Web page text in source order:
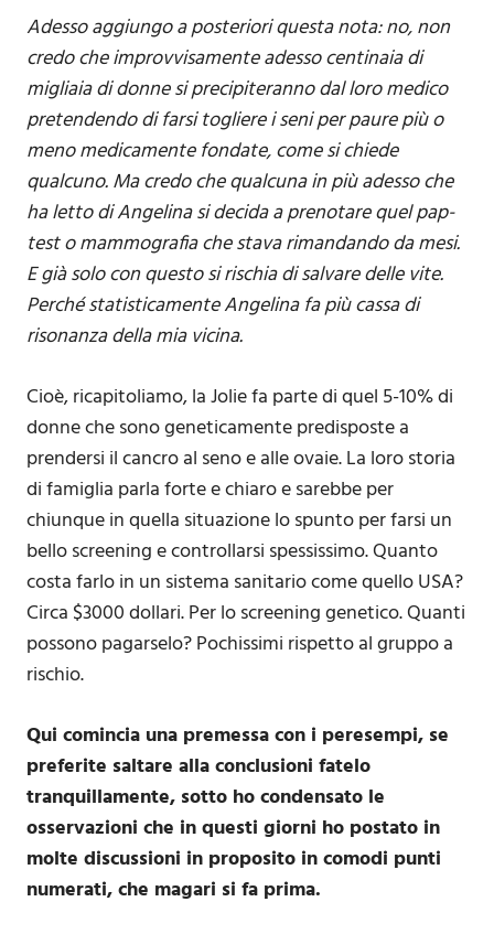
Adesso aggiungo a posteriori questa nota: no, non
credo che improvvisamente adesso centinaia di
migliaia di donne si precipiteranno dal loro medico
pretendendo di farsi togliere i seni per paure più o
meno medicamente fondate, come si chiede
qualcuno. Ma credo che qualcuna in più adesso che
ha letto di Angelina si decida a prenotare quel pap-
test o mammografia che stava rimandando da mesi.
E già solo con questo si rischia di salvare delle vite.
Perché statisticamente Angelina fa più cassa di
risonanza della mia vicina.
Cioè, ricapitoliamo, la Jolie fa parte di quel 5-10% di
donne che sono geneticamente predisposte a
prendersi il cancro al seno e alle ovaie. La loro storia
di famiglia parla forte e chiaro e sarebbe per
chiunque in quella situazione lo spunto per farsi un
bello screening e controllarsi spessissimo. Quanto
costa farlo in un sistema sanitario come quello USA?
Circa $3000 dollari. Per lo screening genetico. Quanti
possono pagarselo? Pochissimi rispetto al gruppo a
rischio.
Qui comincia una premessa con i peresempi, se
preferite saltare alla conclusioni fatelo
tranquillamente, sotto ho condensato le
osservazioni che in questi giorni ho postato in
molte discussioni in proposito in comodi punti
numerati, che magari si fa prima.